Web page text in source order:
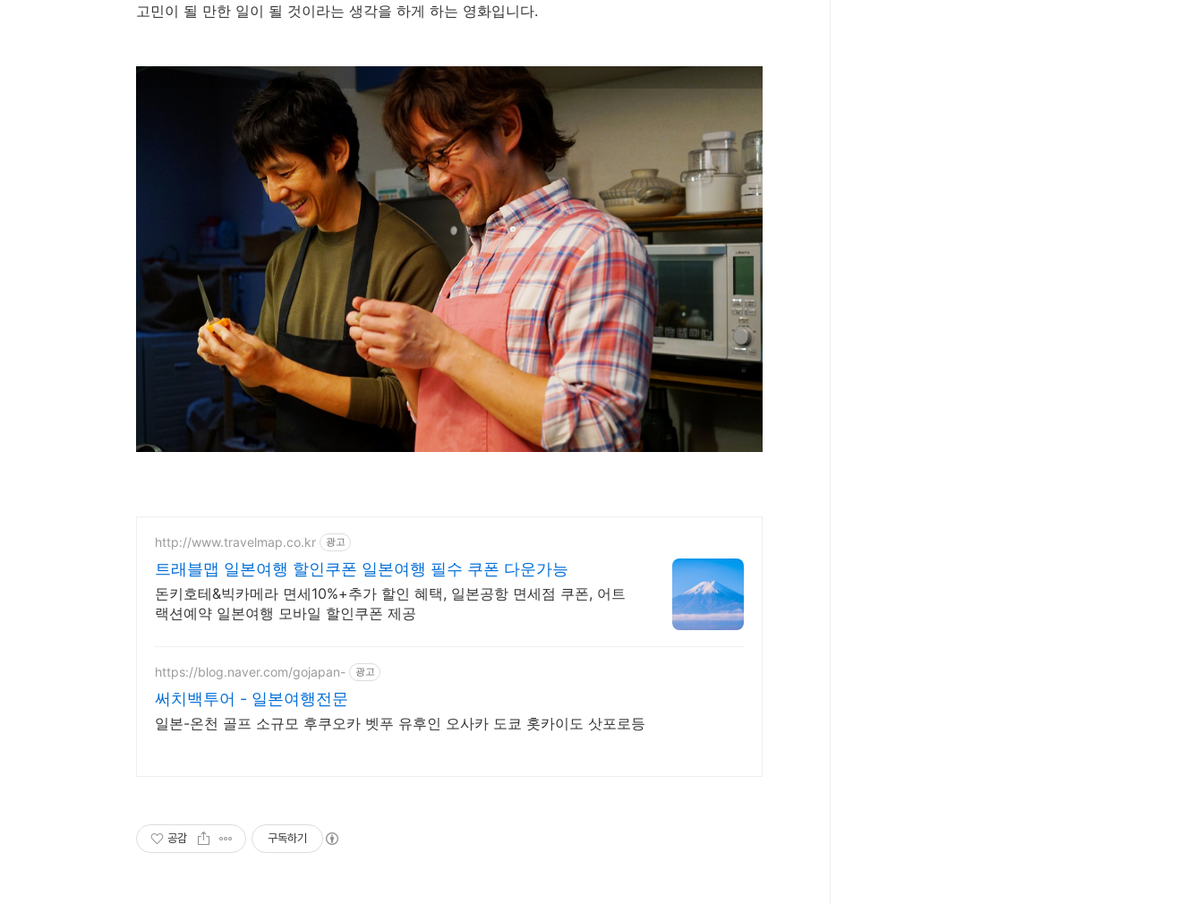
고민이 될 만한 일이 될 것이라는 생각을 하게 하는 영화입니다.
http://www.travelmap.co.kr 광고
트래블맵 일본여행 할인쿠폰 일본여행 필수 쿠폰 다운가능
돈키호테&빅카메라 면세10%+추가 할인 혜택, 일본공항 면세점 쿠폰, 어트
랙션예약 일본여행 모바일 할인쿠폰 제공
https://blog.naver.com/gojapan- 광고
써치백투어 - 일본여행전문
일본-온천 골프 소규모 후쿠오카 벳푸 유후인 오사카 도쿄 홋카이도 삿포로등
공감 구독하기